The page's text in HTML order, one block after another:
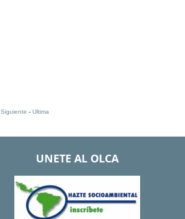
Siguiente - Ultima
UNETE AL OLCA